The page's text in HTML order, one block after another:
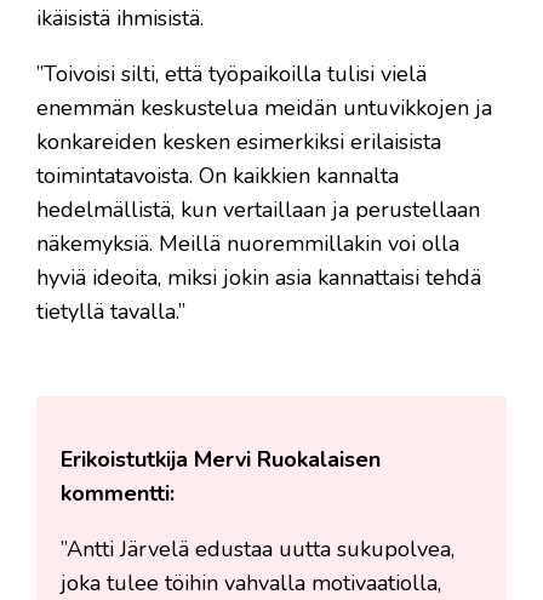
ikäisistä ihmisistä.
”Toivoisi silti, että työpaikoilla tulisi vielä
enemmän keskustelua meidän untuvikkojen ja
konkareiden kesken esimerkiksi erilaisista
toimintatavoista. On kaikkien kannalta
hedelmällistä, kun vertaillaan ja perustellaan
näkemyksiä. Meillä nuoremmillakin voi olla
hyviä ideoita, miksi jokin asia kannattaisi tehdä
tietyllä tavalla.”
Erikoistutkija Mervi Ruokalaisen
kommentti:
”Antti Järvelä edustaa uutta sukupolvea,
joka tulee töihin vahvalla motivaatiolla,